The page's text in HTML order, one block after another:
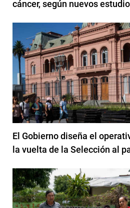
cáncer, según nuevos
El Gobierno diseña el
la vuelta de la Selección al